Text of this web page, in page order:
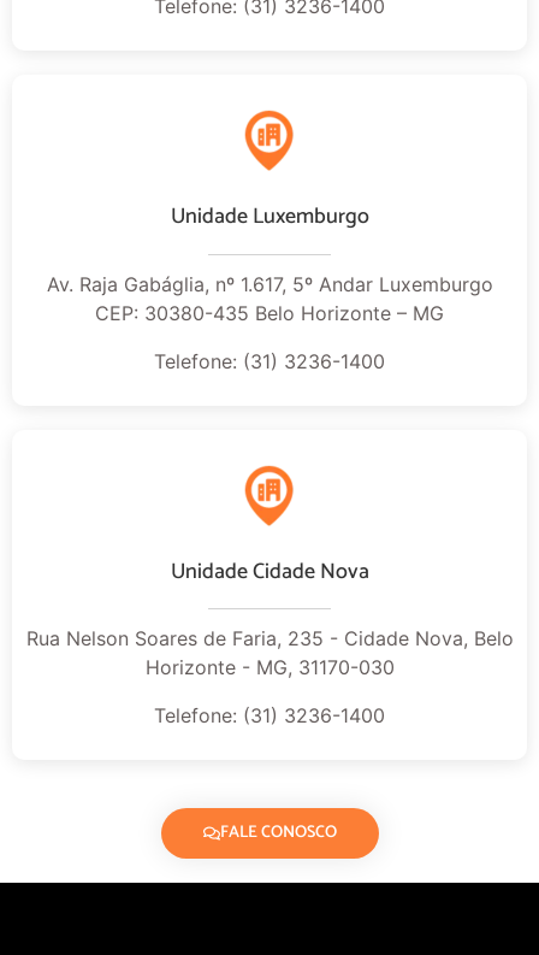
Telefone: (31) 3236-1400
Unidade Luxemburgo
Av. Raja Gabáglia, nº 1.617, 5º Andar Luxemburgo
CEP: 30380-435 Belo Horizonte – MG
Telefone: (31) 3236-1400
Unidade Cidade Nova
Rua Nelson Soares de Faria, 235 - Cidade Nova, Belo
Horizonte - MG, 31170-030
Telefone: (31) 3236-1400
FALE CONOSCO